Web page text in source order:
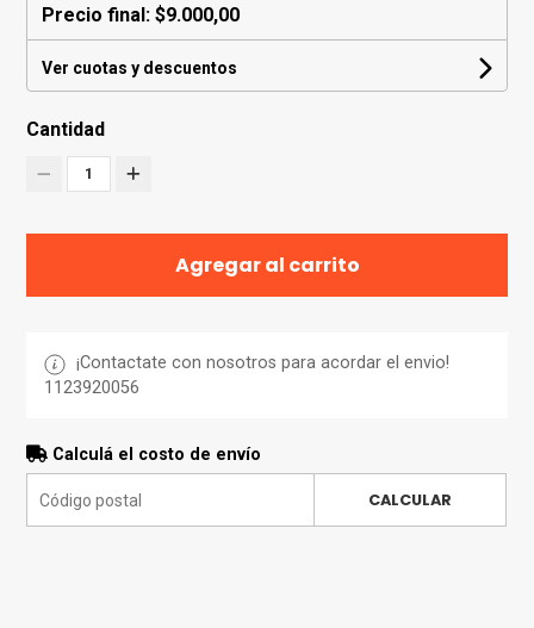
Precio final:$9.000,00
Ver cuotas y descuentos
Cantidad
1
Agregar al carrito
¡Contactate con nosotros para acordar el envio!
1123920056
Calculá el costo de envío
CALCULAR